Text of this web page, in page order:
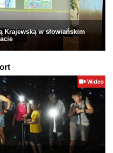
Krajewską w słowiańskim
Wideo